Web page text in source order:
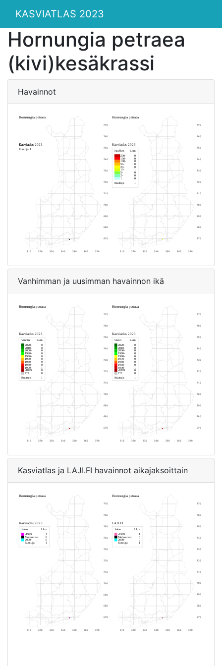
KASVIATLAS 2023
Hornungia petraea
(kivi)kesäkrassi
Havainnot
Vanhimman ja uusimman havainnon ikä
Kasviatlas ja LAJI.FI havainnot aikajaksoittain